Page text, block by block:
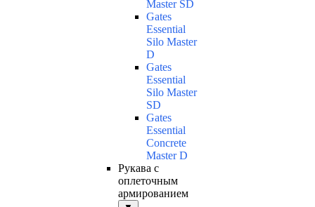
Master SD
Gates
Essential
Silo Master
D
Gates
Essential
Silo Master
SD
Gates
Essential
Concrete
Master D
Рукава с
оплеточным
армированием